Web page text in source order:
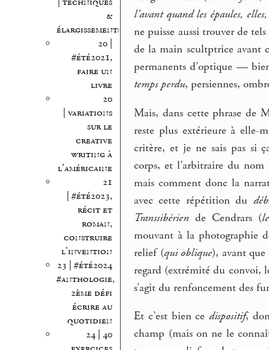
&
élargissements
20 |
#été2021,
faire un
livre
20
| variations
sur le
creative
writing à
l’américaine
21
| #été2023,
récit et
roman,
construire
l’invention
23 | #été2024
#anthologie,
2ème défi
écrire au
quotidien
24 | 40
l’avant quand les épaules,
ne puisse aussi trouver de
de la main scultptrice avant
permanents d’optique —
temps perdu, persiennes,
Mais, dans cette phrase de
reste plus extérieure à elle-
critère, et je ne sais pas si
corps, et l’arbitraire du
mais comment donc la
avec cette répétition du
Transsibérien de Cendrars (
mouvant à la photographie
relief (qui oblique), avant que
regard (extrémité du convoi,
s’agit du renfoncement des
Et c’est bien cedispositif,
champ (mais on ne le